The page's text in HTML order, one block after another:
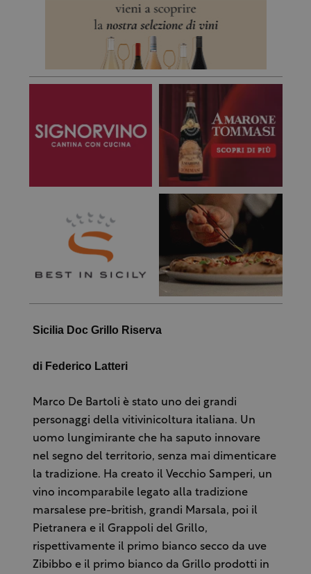
Sicilia Doc Grillo Riserva
di Federico Latteri
Marco De Bartoli è stato uno dei grandi
personaggi della vitivinicoltura italiana. Un
uomo lungimirante che ha saputo innovare
nel segno del territorio, senza mai dimenticare
la tradizione. Ha creato il Vecchio Samperi, un
vino incomparabile legato alla tradizione
marsalese pre-british, grandi Marsala, poi il
Pietranera e il Grappoli del Grillo,
rispettivamente il primo bianco secco da uve
Zibibbo e il primo bianco da Grillo prodotti in